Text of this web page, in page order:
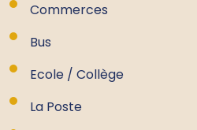
Commerces
Bus
Ecole / Collège
La Poste